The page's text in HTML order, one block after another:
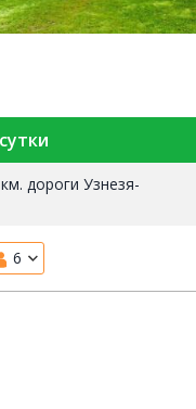
дороги Узнезя-
6